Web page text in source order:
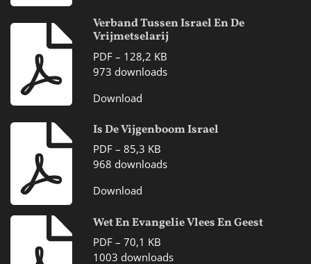
Verband Tussen Israel En De
Vrijmetselarij
PDF – 128,2 KB
973 downloads
Download
Is De Vijgenboom Israel
PDF – 85,3 KB
968 downloads
Download
Wet En Evangelie Vlees En Geest
PDF – 70,1 KB
1003 downloads